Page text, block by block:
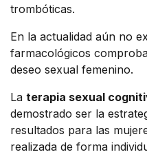
trombóticas.
En la actualidad aún no
farmacológicos
deseo sexual femenino.
La terapia sexual
demostrado ser la
resultados para las
realizada de forma